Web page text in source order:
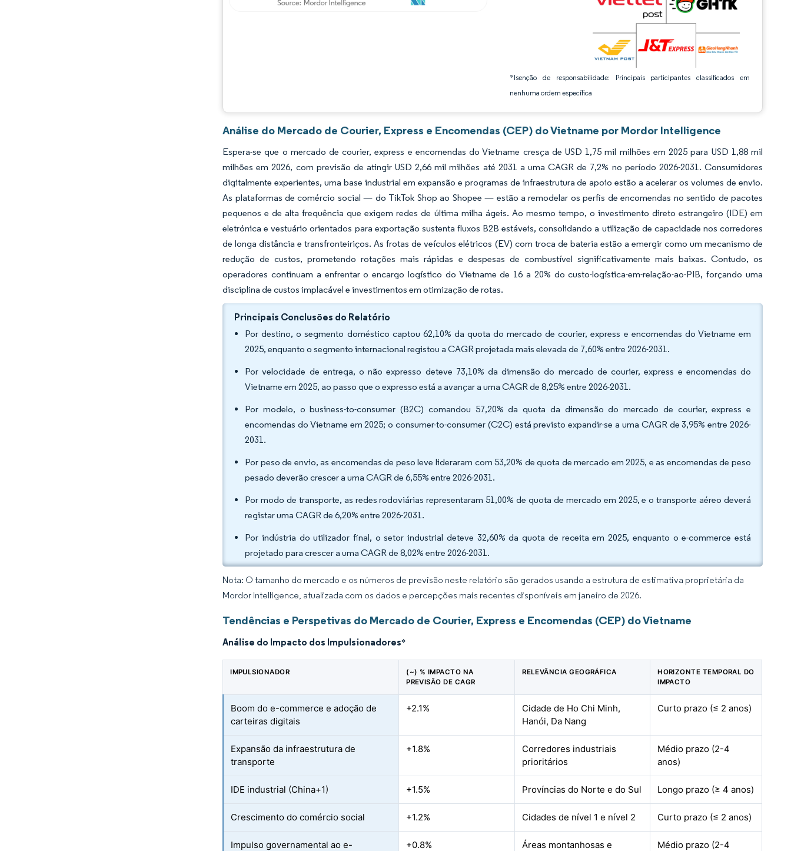
*Isenção de responsabilidade: Principais participantes classificados em
nenhuma ordem específica
Análise do Mercado de Courier, Express e Encomendas (CEP) do Vietname por Mordor Intelligence
Espera-se que o mercado de courier, express e encomendas do Vietname cresça de USD 1,75 mil milhões em 2025 para USD 1,88 mil
milhões em 2026, com previsão de atingir USD 2,66 mil milhões até 2031 a uma CAGR de 7,2% no período 2026-2031. Consumidores
digitalmente experientes, uma base industrial em expansão e programas de infraestrutura de apoio estão a acelerar os volumes de envio.
As plataformas de comércio social — do TikTok Shop ao Shopee — estão a remodelar os perfis de encomendas no sentido de pacotes
pequenos e de alta frequência que exigem redes de última milha ágeis. Ao mesmo tempo, o investimento direto estrangeiro (IDE) em
eletrónica e vestuário orientados para exportação sustenta fluxos B2B estáveis, consolidando a utilização de capacidade nos corredores
de longa distância e transfronteiriços. As frotas de veículos elétricos (EV) com troca de bateria estão a emergir como um mecanismo de
redução de custos, prometendo rotações mais rápidas e despesas de combustível significativamente mais baixas. Contudo, os
operadores continuam a enfrentar o encargo logístico do Vietname de 16 a 20% do custo-logística-em-relação-ao-PIB, forçando uma
disciplina de custos implacável e investimentos em otimização de rotas.
Principais Conclusões do Relatório
Por destino, o segmento doméstico captou 62,10% da quota do mercado de courier, express e encomendas do Vietname em
2025, enquanto o segmento internacional registou a CAGR projetada mais elevada de 7,60% entre 2026-2031.
Por velocidade de entrega, o não expresso deteve 73,10% da dimensão do mercado de courier, express e encomendas do
Vietname em 2025, ao passo que o expresso está a avançar a uma CAGR de 8,25% entre 2026-2031.
Por modelo, o business-to-consumer (B2C) comandou 57,20% da quota da dimensão do mercado de courier, express e
encomendas do Vietname em 2025; o consumer-to-consumer (C2C) está previsto expandir-se a uma CAGR de 3,95% entre 2026-
2031.
Por peso de envio, as encomendas de peso leve lideraram com 53,20% de quota de mercado em 2025, e as encomendas de peso
pesado deverão crescer a uma CAGR de 6,55% entre 2026-2031.
Por modo de transporte, as redes rodoviárias representaram 51,00% de quota de mercado em 2025, e o transporte aéreo deverá
registar uma CAGR de 6,20% entre 2026-2031.
Por indústria do utilizador final, o setor industrial deteve 32,60% da quota de receita em 2025, enquanto o e-commerce está
projetado para crescer a uma CAGR de 8,02% entre 2026-2031.
Nota: O tamanho do mercado e os números de previsão neste relatório são gerados usando a estrutura de estimativa proprietária da
Mordor Intelligence, atualizada com os dados e percepções mais recentes disponíveis em janeiro de 2026.
Tendências e Perspetivas do Mercado de Courier, Express e Encomendas (CEP) do Vietname
Análise do Impacto dos Impulsionadores*
IMPULSIONADOR
(~) % IMPACTO NA
PREVISÃO DE CAGR
RELEVÂNCIA GEOGRÁFICA
HORIZONTE TEMPORAL DO
IMPACTO
Boom do e-commerce e adoção de
carteiras digitais
+2.1%
Cidade de Ho Chi Minh,
Hanói, Da Nang
Curto prazo (≤ 2 anos)
Expansão da infraestrutura de
transporte
+1.8%
Corredores industriais
prioritários
Médio prazo (2-4
anos)
IDE industrial (China+1) +1.5% Províncias do Norte e do Sul Longo prazo (≥ 4 anos)
Crescimento do comércio social +1.2% Cidades de nível 1 e nível 2 Curto prazo (≤ 2 anos)
Impulso governamental ao e-
+0.8%
Áreas montanhosas e
Médio prazo (2-4